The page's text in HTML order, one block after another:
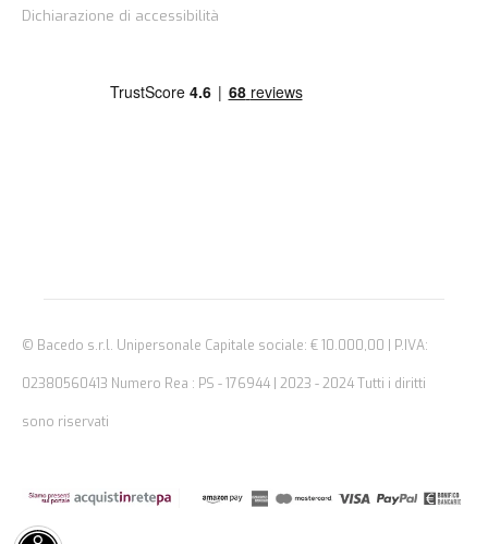
Dichiarazione di accessibilità
© Bacedo s.r.l. Unipersonale Capitale sociale: € 10.000,00 | P.IVA:
02380560413 Numero Rea : PS - 176944 | 2023 - 2024 Tutti i diritti
sono riservati